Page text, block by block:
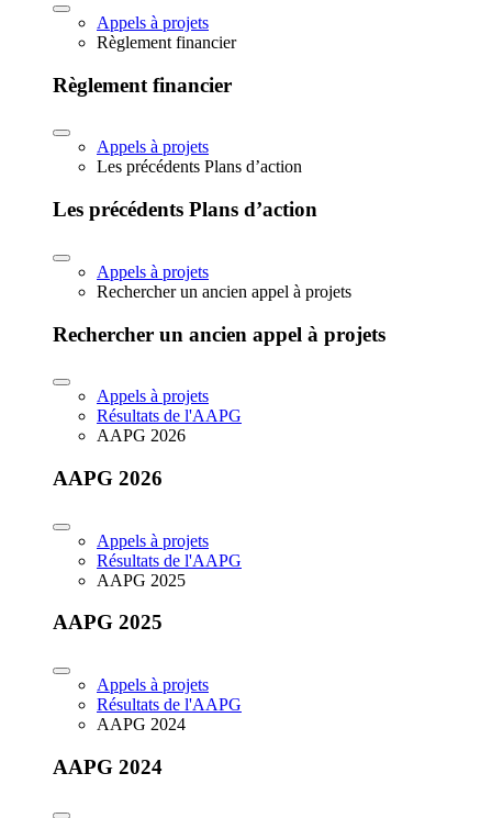
Appels à projets
Règlement financier
Règlement financier
Appels à projets
Les précédents Plans d’action
Les précédents Plans d’action
Appels à projets
Rechercher un ancien appel à projets
Rechercher un ancien appel à projets
Appels à projets
Résultats de l'AAPG
AAPG 2026
AAPG 2026
Appels à projets
Résultats de l'AAPG
AAPG 2025
AAPG 2025
Appels à projets
Résultats de l'AAPG
AAPG 2024
AAPG 2024